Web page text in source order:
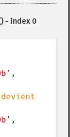
- index 0